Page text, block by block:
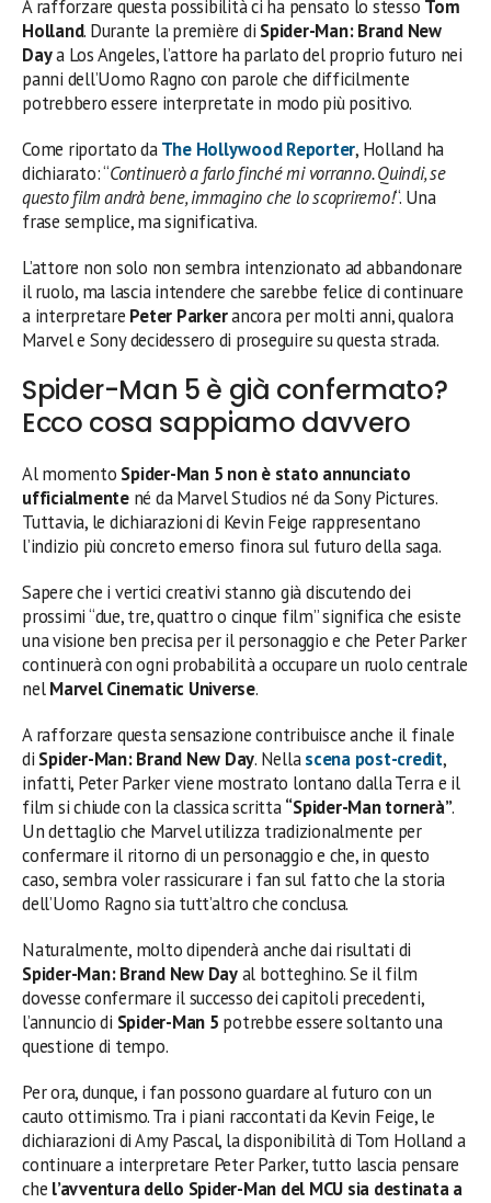
A rafforzare questa possibilità ci ha pensato lo stesso Tom
Holland. Durante la première di Spider-Man: Brand New
Daya Los Angeles, l’attore ha parlato del proprio futuro nei
panni dell’Uomo Ragno con parole che difficilmente
potrebbero essere interpretate in modo più positivo.
Come riportato daThe Hollywood Reporter, Holland ha
dichiarato: “Continuerò a farlo finché mi vorranno. Quindi, se
questo film andrà bene, immagino che lo scopriremo!“. Una
frase semplice, ma significativa.
L’attore non solo non sembra intenzionato ad abbandonare
il ruolo, ma lascia intendere che sarebbe felice di continuare
a interpretare Peter Parkerancora per molti anni, qualora
Marvel e Sony decidessero di proseguire su questa strada.
Spider-Man 5 è già confermato?
Ecco cosa sappiamo davvero
Al momento Spider-Man 5 non è stato annunciato
ufficialmentené da Marvel Studios né da Sony Pictures.
Tuttavia, le dichiarazioni di Kevin Feige rappresentano
l’indizio più concreto emerso finora sul futuro della saga.
Sapere che i vertici creativi stanno già discutendo dei
prossimi “due, tre, quattro o cinque film” significa che esiste
una visione ben precisa per il personaggio e che Peter Parker
continuerà con ogni probabilità a occupare un ruolo centrale
nelMarvel Cinematic Universe.
A rafforzare questa sensazione contribuisce anche il finale
di Spider-Man: Brand New Day. Nellascena post-credit,
infatti, Peter Parker viene mostrato lontano dalla Terra e il
film si chiude con la classica scritta“Spider-Man tornerà”.
Un dettaglio che Marvel utilizza tradizionalmente per
confermare il ritorno di un personaggio e che, in questo
caso, sembra voler rassicurare i fan sul fatto che la storia
dell’Uomo Ragno sia tutt’altro che conclusa.
Naturalmente, molto dipenderà anche dai risultati di
Spider-Man: Brand New Dayal botteghino. Se il film
dovesse confermare il successo dei capitoli precedenti,
l’annuncio di Spider-Man 5 potrebbe essere soltanto una
questione di tempo.
Per ora, dunque, i fan possono guardare al futuro con un
cauto ottimismo. Tra i piani raccontati da Kevin Feige, le
dichiarazioni di Amy Pascal, la disponibilità di Tom Holland a
continuare a interpretare Peter Parker, tutto lascia pensare
che l’avventura dello Spider-Man del MCU sia destinata a